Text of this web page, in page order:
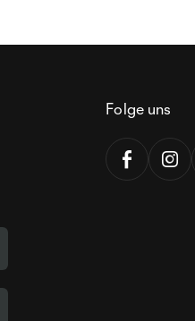
Folge uns